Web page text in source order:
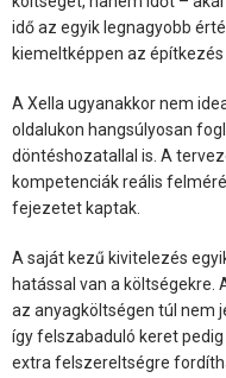
idő az egyik legnagyobb
kiemeltképpen az építkezés
A Xella ugyanakkor nem
oldalukon hangsúlyosan
döntéshozatallal is. A
kompetenciák reális
fejezetet kaptak.
A saját kezű kivitelezés
hatással van a költségekre.
az anyagköltségen túl nem
így felszabaduló keret
extra felszereltségre